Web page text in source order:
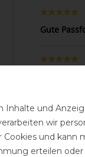
Gute
Sitzt gut.
Inhalte und
wir
und kann
erteilen oder